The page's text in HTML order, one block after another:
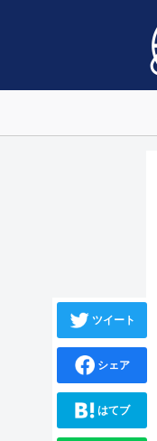
ツイート
シェア
はてブ